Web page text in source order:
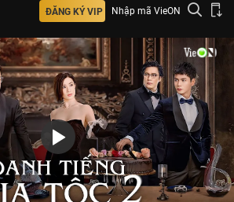
ĐĂNG KÝ VIP Nhập mã VieON